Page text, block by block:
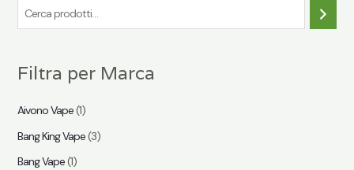
e
c
Filtra per Marca
Aivono Vape(1)
Bang King Vape(3)
Bang Vape(1)